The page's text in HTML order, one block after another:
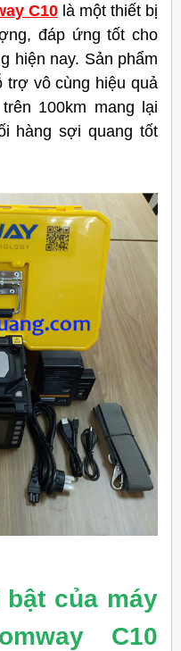
C10 là một thiết bị
đáp ứng tốt cho
hiện nay. Sản phẩm
trợ vô cùng hiệu quả
100km mang lại
hàng sợi quang tốt
của máy
C10